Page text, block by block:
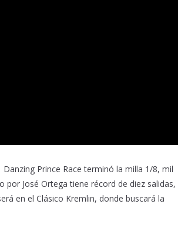
Prince Race terminó la milla 1/8, mil
José Ortega tiene récord de diez salidas,
en el Clásico Kremlin, donde buscará la